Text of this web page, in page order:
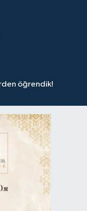
öğrendik!